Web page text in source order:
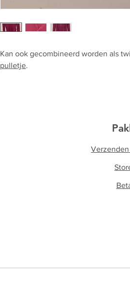
Kan ook gecombineerd worden als
pulletje.